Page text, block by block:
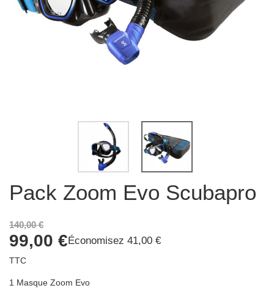
Pack Zoom Evo Scubapro
140,00 €
99,00 €Économisez 41,00 €
TTC
1 Masque Zoom Evo